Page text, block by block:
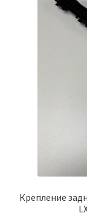
Крепление